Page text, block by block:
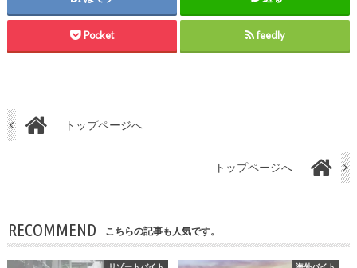
Pocket feedly
トップページへ
トップページへ
RECOMMEND こちらの記事も人気です。